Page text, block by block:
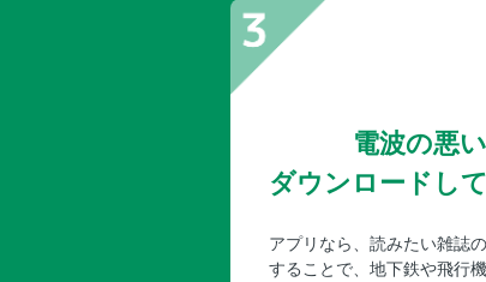
電波の悪
ダウンロードし
アプリなら、読みたい雑誌
することで、地下鉄や飛行